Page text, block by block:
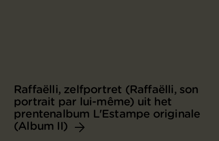
Raffaëlli, zelfportret (Raffaëlli, son
portrait par lui-même) uit het
prentenalbum L'Estampe originale
(Album II)